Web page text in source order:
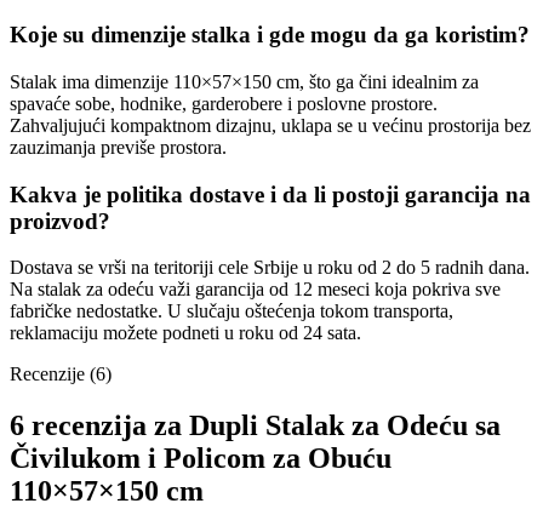
Koje su dimenzije stalka i gde mogu da ga koristim?
Stalak ima dimenzije 110×57×150 cm, što ga čini idealnim za
spavaće sobe, hodnike, garderobere i poslovne prostore.
Zahvaljujući kompaktnom dizajnu, uklapa se u većinu prostorija bez
zauzimanja previše prostora.
Kakva je politika dostave i da li postoji garancija na
proizvod?
Dostava se vrši na teritoriji cele Srbije u roku od 2 do 5 radnih dana.
Na stalak za odeću važi garancija od 12 meseci koja pokriva sve
fabričke nedostatke. U slučaju oštećenja tokom transporta,
reklamaciju možete podneti u roku od 24 sata.
Recenzije (6)
6 recenzija za Dupli Stalak za Odeću sa
Čivilukom i Policom za Obuću
110×57×150 cm